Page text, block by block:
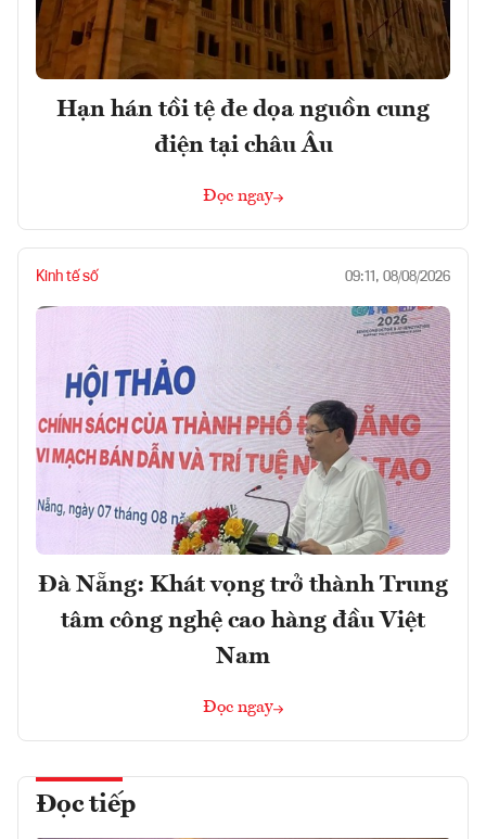
Hạn hán tồi tệ đe dọa nguồn cung
điện tại châu Âu
Đọc ngay
Kinh tế số 09:11, 08/08/2026
Đà Nẵng: Khát vọng trở thành Trung
tâm công nghệ cao hàng đầu Việt
Nam
Đọc ngay
Đọc tiếp